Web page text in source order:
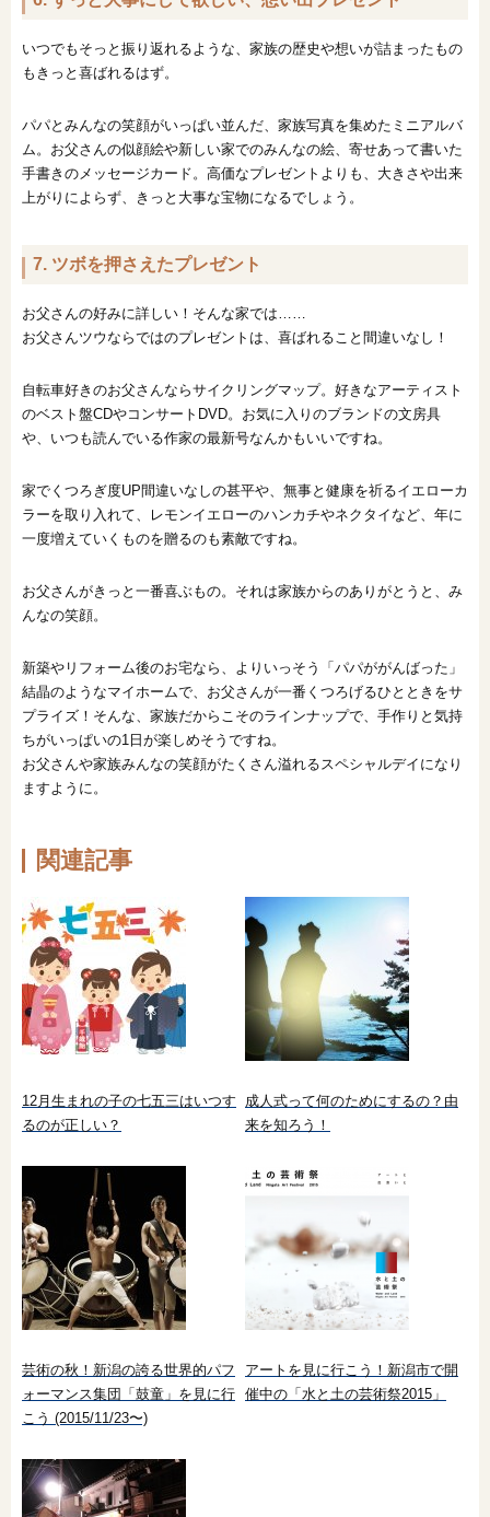
いつでもそっと振り返れるような、家族の歴史や想いが詰まったもの
もきっと喜ばれるはず。
パパとみんなの笑顔がいっぱい並んだ、家族写真を集めたミニアルバ
ム。お父さんの似顔絵や新しい家でのみんなの絵、寄せあって書いた
手書きのメッセージカード。高価なプレゼントよりも、大きさや出来
上がりによらず、きっと大事な宝物になるでしょう。
7. ツボを押さえたプレゼント
お父さんの好みに詳しい！そんな家では……
お父さんツウならではのプレゼントは、喜ばれること間違いなし！
自転車好きのお父さんならサイクリングマップ。好きなアーティスト
のベスト盤CDやコンサートDVD。お気に入りのブランドの文房具
や、いつも読んでいる作家の最新号なんかもいいですね。
家でくつろぎ度UP間違いなしの甚平や、無事と健康を祈るイエローカ
ラーを取り入れて、レモンイエローのハンカチやネクタイなど、年に
一度増えていくものを贈るのも素敵ですね。
お父さんがきっと一番喜ぶもの。それは家族からのありがとうと、み
んなの笑顔。
新築やリフォーム後のお宅なら、よりいっそう「パパががんばった」
結晶のようなマイホームで、お父さんが一番くつろげるひとときをサ
プライズ！そんな、家族だからこそのラインナップで、手作りと気持
ちがいっぱいの1日が楽しめそうですね。
お父さんや家族みんなの笑顔がたくさん溢れるスペシャルデイになり
ますように。
関連記事
12月生まれの子の七五三はいつす
るのが正しい？
成人式って何のためにするの？由
来を知ろう！
芸術の秋！新潟の誇る世界的パフ
ォーマンス集団「鼓童」を見に行
こう (2015/11/23〜)
アートを見に行こう！新潟市で開
催中の「水と土の芸術祭2015」